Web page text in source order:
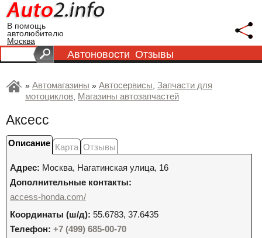
В помощь
автолюбителю
Москва
Автоновости Отзывы
» Автомагазины » Автосервисы, Запчасти для
мотоциклов, Магазины автозапчастей
Аксесс
Описание Карта Отзывы
Адрес: Москва, Нагатинская улица, 16
Дополнительные контакты:
access-honda.com/
Координаты (ш/д): 55.6783, 37.6435
Телефон: +7 (499) 685-00-70